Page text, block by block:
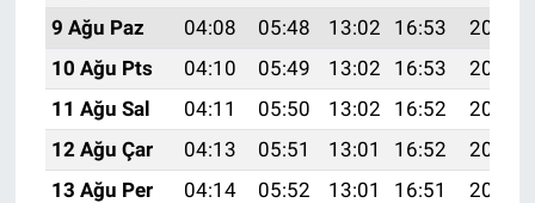
9 Ağu Paz
04:08 05:48 13:02 16:53
20:06
10 Ağu Pts
04:10 05:49 13:02 16:53
20:04
11 Ağu Sal
04:11 05:50 13:02 16:52
20:03
12 Ağu Çar
04:13 05:51 13:01 16:52
20:02
13 Ağu Per
04:14 05:52 13:01 16:51
20:00